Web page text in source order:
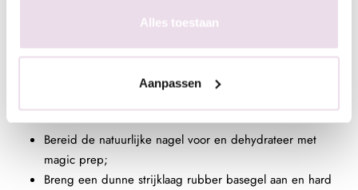
Alles toestaan
Aanpassen
De uithardingstijd bedraagt 2 minuten in UV of 1 minuut in
Werkwijze
Bereid de natuurlijke nagel voor en dehydrateer met
magic prep;
Breng een dunne strijklaag rubber basegel aan en hard